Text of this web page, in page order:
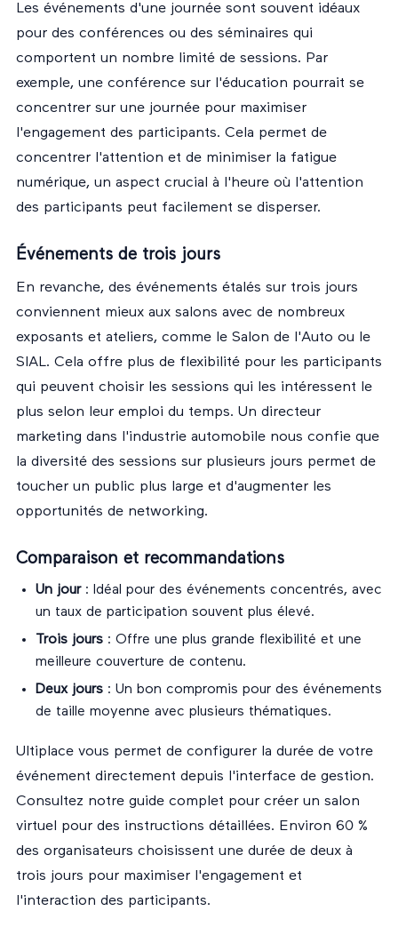
Les événements d'une journée sont souvent idéaux
pour des conférences ou des séminaires qui
comportent un nombre limité de sessions. Par
exemple, une conférence sur l'éducation pourrait se
concentrer sur une journée pour maximiser
l'engagement des participants. Cela permet de
concentrer l'attention et de minimiser la fatigue
numérique, un aspect crucial à l'heure où l'attention
des participants peut facilement se disperser.
Événements de trois jours
En revanche, des événements étalés sur trois jours
conviennent mieux aux salons avec de nombreux
exposants et ateliers, comme le Salon de l'Auto ou le
SIAL. Cela offre plus de flexibilité pour les participants
qui peuvent choisir les sessions qui les intéressent le
plus selon leur emploi du temps. Un directeur
marketing dans l'industrie automobile nous confie que
la diversité des sessions sur plusieurs jours permet de
toucher un public plus large et d'augmenter les
opportunités de networking.
Comparaison et recommandations
Un jour: Idéal pour des événements concentrés, avec
un taux de participation souvent plus élevé.
Trois jours : Offre une plus grande flexibilité et une
meilleure couverture de contenu.
Deux jours : Un bon compromis pour des événements
de taille moyenne avec plusieurs thématiques.
Ultiplace vous permet de configurer la durée de votre
événement directement depuis l'interface de gestion.
Consultez notre guide complet pour créer un salon
virtuel pour des instructions détaillées. Environ 60 %
des organisateurs choisissent une durée de deux à
trois jours pour maximiser l'engagement et
l'interaction des participants.